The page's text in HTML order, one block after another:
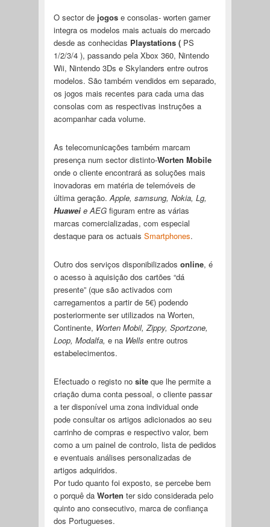
O sector dejogose consolas- worten gamer
integra os modelos mais actuais do mercado
desde as conhecidas Playstations (PS
1/2/3/4 ), passando pela Xbox 360, Nintendo
Wii, Nintendo 3Ds e Skylanders entre outros
modelos. São também vendidos em separado,
os jogos mais recentes para cada uma das
consolas com as respectivas instruções a
acompanhar cada volume.
As telecomunicações também marcam
presença num sector distinto-Worten Mobile
onde o cliente encontrará as soluções mais
inovadoras em matéria de telemóveis de
última geração. Apple, samsung, Nokia, Lg,
Huaweie AEGfiguram entre as várias
marcas comercializadas, com especial
destaque para os actuais Smartphones.
Outro dos serviços disponibilizados online, é
o acesso à aquisição dos cartões “dá
presente” (que são activados com
carregamentos a partir de 5€) podendo
posteriormente ser utilizados na Worten,
Continente, Worten Mobil, Zippy, Sportzone,
Loop, Modalfa, e naWells entre outros
estabelecimentos.
Efectuado o registo nositeque lhe permite a
criação duma conta pessoal, o cliente passar
a ter disponível uma zona individual onde
pode consultar os artigos adicionados ao seu
carrinho de compras e respectivo valor, bem
como a um painel de controlo, lista de pedidos
e eventuais análises personalizadas de
artigos adquiridos.
Por tudo quanto foi exposto, se percebe bem
o porquê da Worten ter sido considerada pelo
quinto ano consecutivo, marca de confiança
dos Portugueses.